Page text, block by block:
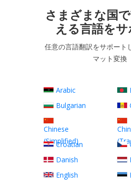
さまざまな国
える言語をサ
任意の言語翻訳をサポート
マット変換
Arabic
Bulgarian
Chinese
(Simplified)
Croatian
Danish
English